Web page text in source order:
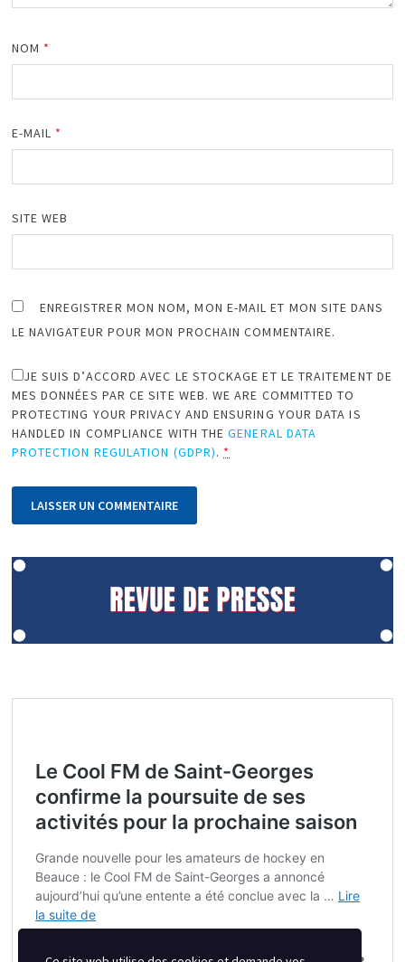
NOM *
E-MAIL *
SITE WEB
ENREGISTRER MON NOM, MON E-MAIL ET MON SITE DANS
LE NAVIGATEUR POUR MON PROCHAIN COMMENTAIRE.
JE SUIS D’ACCORD AVEC LE STOCKAGE ET LE TRAITEMENT DE
MES DONNÉES PAR CE SITE WEB. WE ARE COMMITTED TO
PROTECTING YOUR PRIVACY AND ENSURING YOUR DATA IS
HANDLED IN COMPLIANCE WITH THEGENERAL DATA
PROTECTION REGULATION (GDPR). *